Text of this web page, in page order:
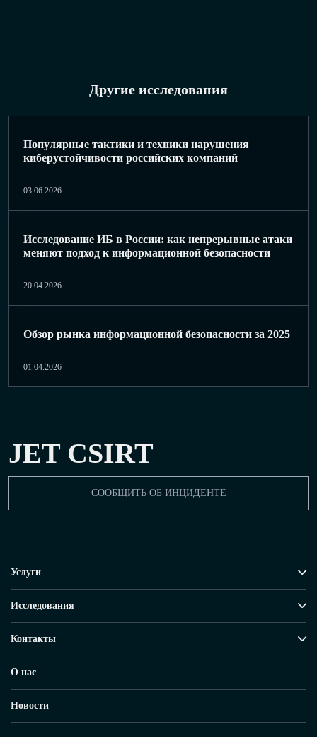
Другие исследования
Популярные тактики и техники нарушения
киберустойчивости российских компаний
03.06.2026
Исследование ИБ в России: как непрерывные атаки
меняют подход к информационной безопасности
20.04.2026
Обзор рынка информационной безопасности за 2025
01.04.2026
JET CSIRT
СООБЩИТЬ ОБ ИНЦИДЕНТЕ
Услуги
Исследования
Контакты
О нас
Новости